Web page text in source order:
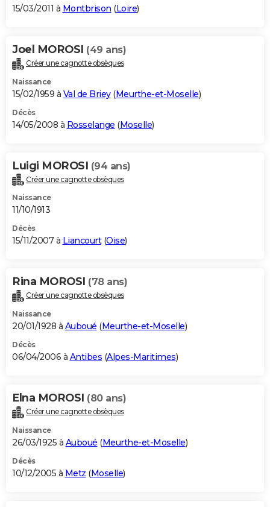
15/03/2011 à Montbrison (Loire)
Joel MOROSI (49 ans)
Créer une cagnotte obsèques
Naissance
15/02/1959 à Val de Briey(Meurthe-et-Moselle)
Décès
14/05/2008 à Rosselange (Moselle)
Luigi MOROSI (94 ans)
Créer une cagnotte obsèques
Naissance
11/10/1913
Décès
15/11/2007 à Liancourt(Oise)
Rina MOROSI (78 ans)
Créer une cagnotte obsèques
Naissance
20/01/1928 à Auboué (Meurthe-et-Moselle)
Décès
06/04/2006 à Antibes (Alpes-Maritimes)
Elna MOROSI (80 ans)
Créer une cagnotte obsèques
Naissance
26/03/1925 à Auboué (Meurthe-et-Moselle)
Décès
10/12/2005 à Metz (Moselle)